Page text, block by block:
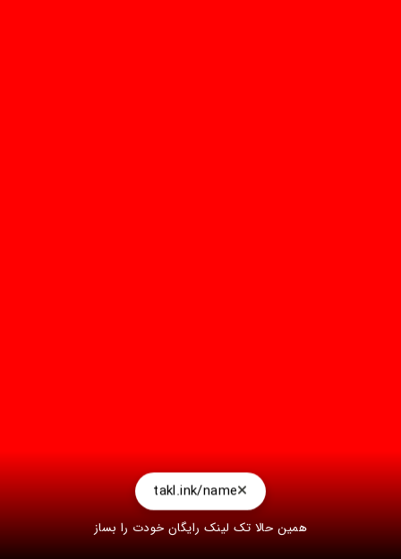
takl.ink/name
همین حالا تک لینک رایگان خودت را بساز